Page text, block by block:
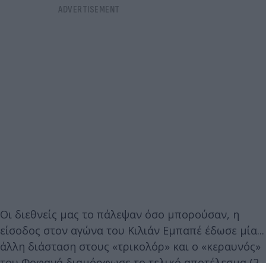
Οι διεθνείς μας το πάλεψαν όσο μπορούσαν, η
είσοδος στον αγώνα του Κιλιάν Εμπαπέ έδωσε μία...
άλλη διάσταση στους «τρικολόρ» και ο «κεραυνός»